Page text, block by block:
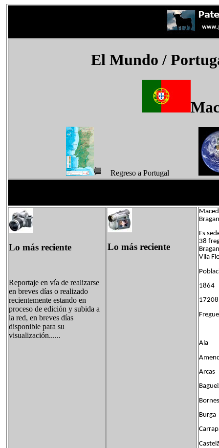
El Mundo/
Regreso a Portugal
Lo más reciente
Reportaje en vía de realizarse
en breves días o realizado
recientemente estando en
proceso de edición y subida a
la red, en breves días
disponible para su
visualización......
Lo más reciente
Es
38
Vila
Ala
Arcas
Bornes
Burga